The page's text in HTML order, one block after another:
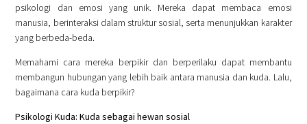
psikologi dan emosi yang unik. Mereka dapat membaca emosi
manusia, berinteraksi dalam struktur sosial, serta menunjukkan karakter
yang berbeda-beda.
Memahami cara mereka berpikir dan berperilaku dapat membantu
membangun hubungan yang lebih baik antara manusia dan kuda. Lalu,
bagaimana cara kuda berpikir?
Psikologi Kuda: Kuda sebagai hewan sosial